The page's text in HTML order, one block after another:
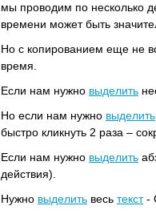
мы проводим по несколько
времени может быть
Но с копированием еще не
время.
Если нам нужно выделить
Но если нам нужно выделить
быстро кликнуть 2 раза –
Если нам нужно выделить
действия).
Нужно выделить весь текст-